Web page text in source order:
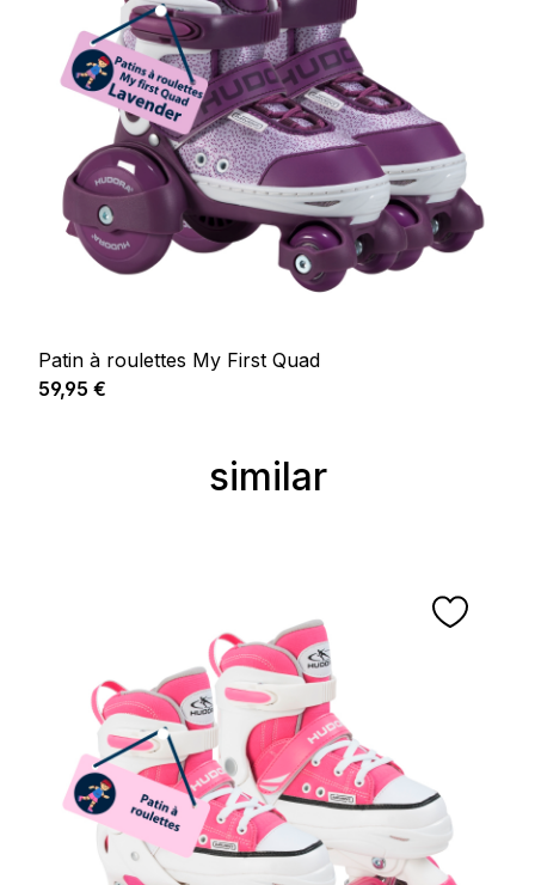
Patin à roulettes My First Quad
Prix régulier :
59,95 €
Ignorer la galerie de produits
similar